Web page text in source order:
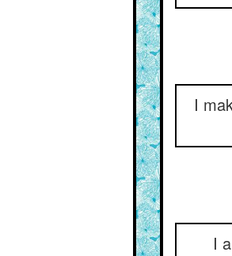
I
I